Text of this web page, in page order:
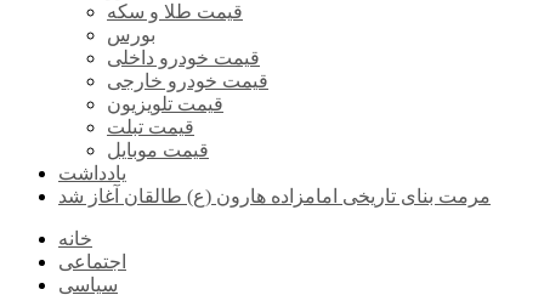
قیمت طلا و سکه
بورس
قیمت خودرو داخلی
قیمت خودرو خارجی
قیمت تلویزیون
قیمت تبلت
قیمت موبایل
یادداشت
مرمت بنای تاریخی امامزاده هارون (ع) طالقان آغاز شد
خانه
اجتماعی
سیاسی